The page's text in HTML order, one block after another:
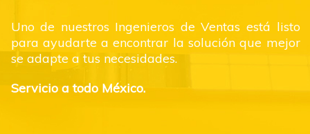
Uno de nuestros Ingenieros de Ventas está listo
para ayudarte a encontrar la solución que mejor
se adapte a tus necesidades.
Servicio a todo México.